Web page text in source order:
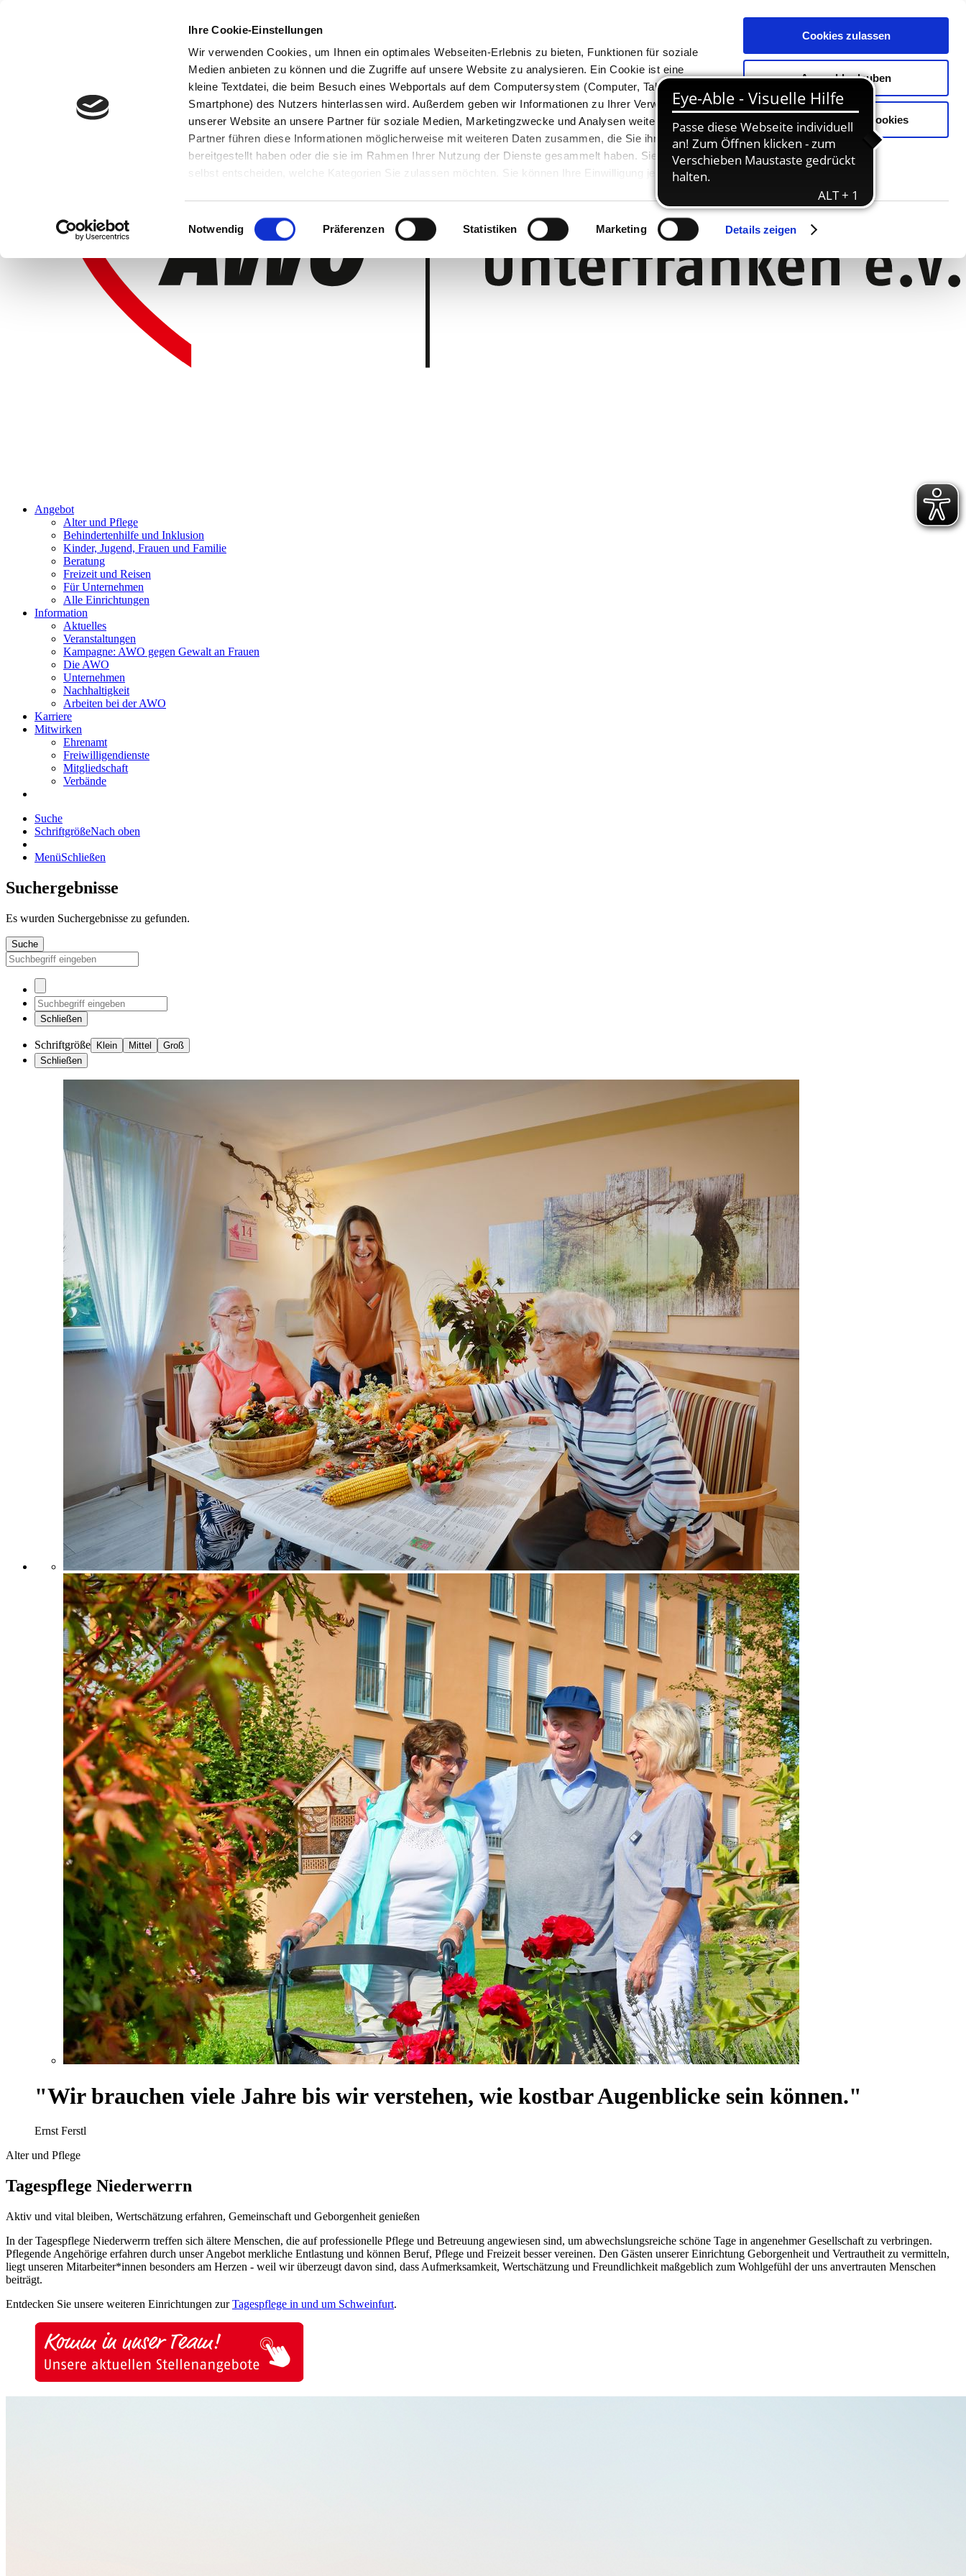
Ihre Cookie-Einstellungen
Wir verwenden Cookies, um Ihnen ein optimales Webseiten-Erlebnis zu bieten, Funktionen für soziale
Medien anbieten zu können und die Zugriffe auf unsere Website zu analysieren. Ein Cookie ist eine
kleine Textdatei, die beim Besuch eines Webportals auf dem Computersystem (Computer, Tablet oder
Smartphone) des Nutzers hinterlassen wird. Außerdem geben wir Informationen zu Ihrer Verwendung
unserer Website an unsere Partner für soziale Medien, Marketingzwecke und Analysen weiter. Unsere
Partner führen diese Informationen möglicherweise mit weiteren Daten zusammen, die Sie ihnen
bereitgestellt haben oder die sie im Rahmen Ihrer Nutzung der Dienste gesammelt haben. Sie können
selbst entscheiden, welche Kategorien Sie zulassen möchten. Sie können Ihre Einwilligung jederzeit
Einwilligungsauswahl
Notwendig Präferenzen Statistiken Marketing Details zeigen
Cookies zulassen
Auswahl erlauben
Nur notwendige Cookies
Angebot
Alter und Pflege
Behindertenhilfe und Inklusion
Kinder, Jugend, Frauen und Familie
Beratung
Freizeit und Reisen
Für Unternehmen
Alle Einrichtungen
Information
Aktuelles
Veranstaltungen
Kampagne: AWO gegen Gewalt an Frauen
Die AWO
Unternehmen
Nachhaltigkeit
Arbeiten bei der AWO
Karriere
Mitwirken
Ehrenamt
Freiwilligendienste
Mitgliedschaft
Verbände
Suche
SchriftgrößeNach oben
MenüSchließen
Suchergebnisse
Es wurden Suchergebnisse zu gefunden.
Suche
Schließen
Schriftgröße Klein Mittel
Groß
Schließen
"Wir brauchen viele Jahre bis wir verstehen, wie kostbar Augenblicke sein können."
Ernst Ferstl
Alter und Pflege
Tagespflege Niederwerrn
Aktiv und vital bleiben, Wertschätzung erfahren, Gemeinschaft und Geborgenheit genießen
In der Tagespflege Niederwerrn treffen sich ältere Menschen, die auf professionelle Pflege und Betreuung angewiesen sind, um abwechslungsreiche schöne Tage in angenehmer Gesellschaft zu verbringen.
Pflegende Angehörige erfahren durch unser Angebot merkliche Entlastung und können Beruf, Pflege und Freizeit besser vereinen. Den Gästen unserer Einrichtung Geborgenheit und Vertrautheit zu vermitteln,
liegt unseren Mitarbeiter*innen besonders am Herzen - weil wir überzeugt davon sind, dass Aufmerksamkeit, Wertschätzung und Freundlichkeit maßgeblich zum Wohlgefühl der uns anvertrauten Menschen
beiträgt.
Entdecken Sie unsere weiteren Einrichtungen zurTagespflege in und um Schweinfurt.